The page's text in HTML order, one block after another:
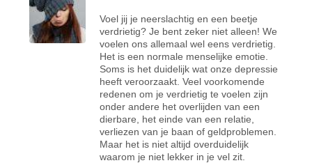
Voel jij je neerslachtig en een beetje
verdrietig? Je bent zeker niet alleen! We
voelen ons allemaal wel eens verdrietig.
Het is een normale menselijke emotie.
Soms is het duidelijk wat onze depressie
heeft veroorzaakt. Veel voorkomende
redenen om je verdrietig te voelen zijn
onder andere het overlijden van een
dierbare, het einde van een relatie,
verliezen van je baan of geldproblemen.
Maar het is niet altijd overduidelijk
waarom je niet lekker in je vel zit.